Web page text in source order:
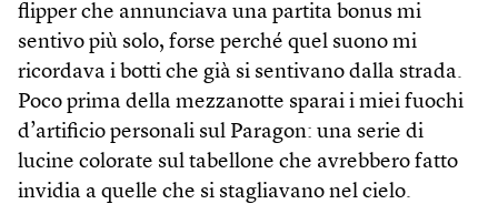
flipper che annunciava una partita bonus mi
sentivo più solo, forse perché quel suono mi
ricordava i botti che già si sentivano dalla strada.
Poco prima della mezzanotte sparai i miei fuochi
d’artificio personali sul Paragon: una serie di
lucine colorate sul tabellone che avrebbero fatto
invidia a quelle che si stagliavano nel cielo.